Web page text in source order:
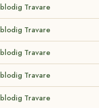
Travare
Travare
Travare
Travare
Travare